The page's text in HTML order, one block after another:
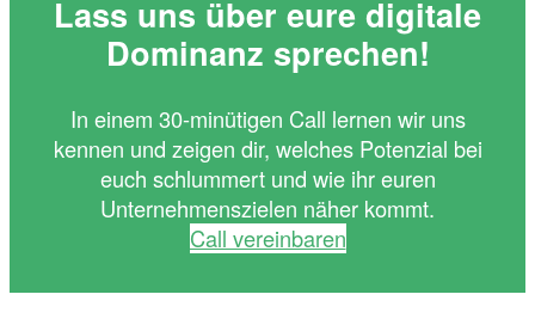
Lass uns über eure digitale
Dominanz sprechen!
In einem 30-minütigen Call lernen wir uns
kennen und zeigen dir, welches Potenzial bei
euch schlummert und wie ihr euren
Unternehmenszielen näher kommt.
Call vereinbaren